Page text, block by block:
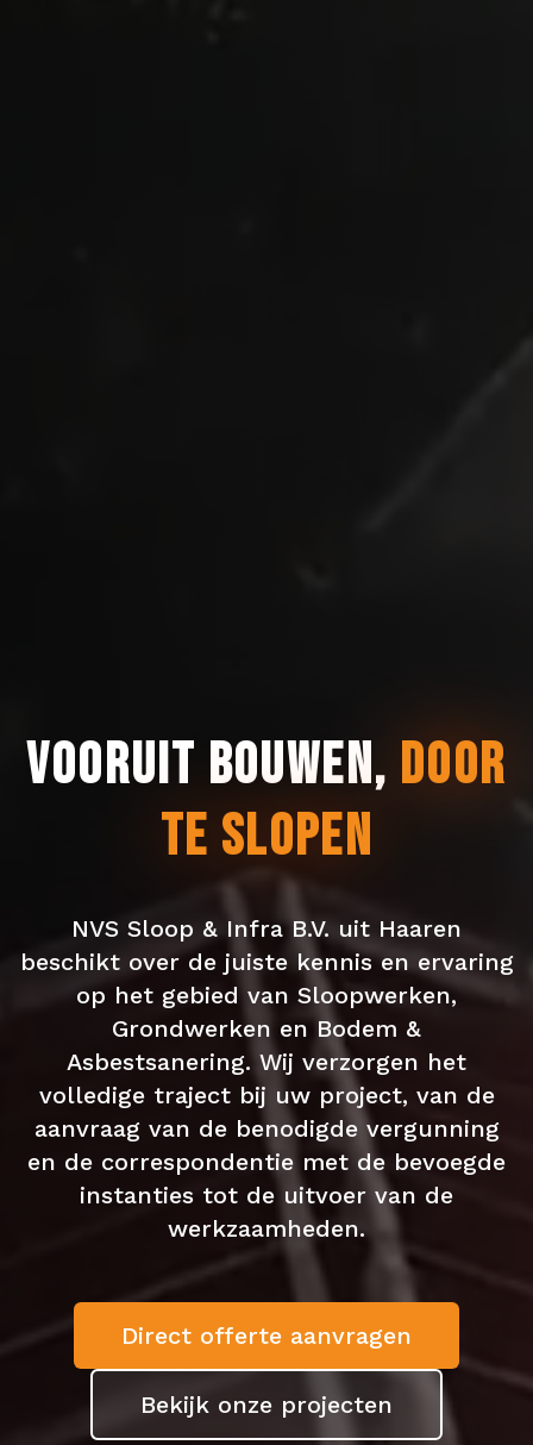
VOORUIT BOUWEN, DOOR
TE SLOPEN
NVS Sloop & Infra B.V. uit Haaren
beschikt over de juiste kennis en ervaring
op het gebied van Sloopwerken,
Grondwerken en Bodem &
Asbestsanering. Wij verzorgen het
volledige traject bij uw project, van de
aanvraag van de benodigde vergunning
en de correspondentie met de bevoegde
instanties tot de uitvoer van de
werkzaamheden.
Direct offerte aanvragen
Bekijk onze projecten